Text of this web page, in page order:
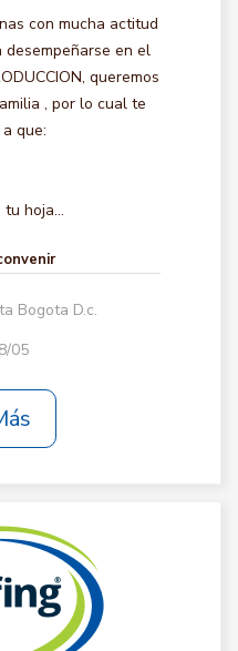
con mucha actitud
en el
queremos
, por lo cual te
que:
hoja...
Bogota D.c.
05